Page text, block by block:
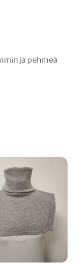
ja pehmeä